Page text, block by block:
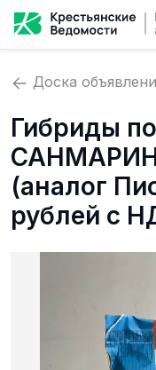
Доска
Гибриды
САНМАРИН
(аналог
рублей с